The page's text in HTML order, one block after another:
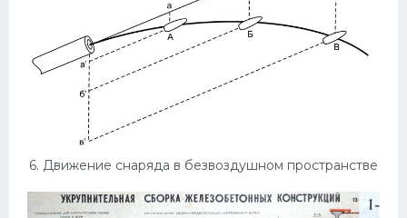
6. Движение снаряда в безвоздушном пространстве